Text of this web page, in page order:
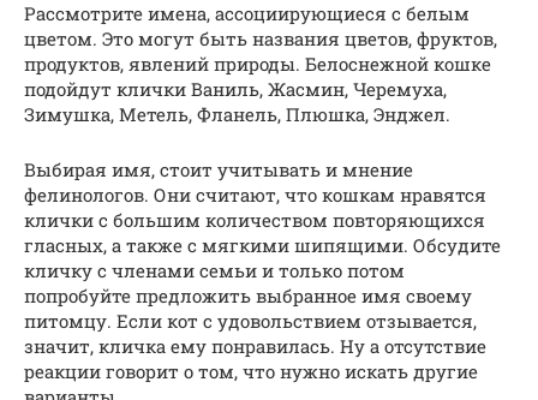
Рассмотрите имена, ассоциирующиеся с белым
цветом. Это могут быть названия цветов, фруктов,
продуктов, явлений природы. Белоснежной кошке
подойдут клички Ваниль, Жасмин, Черемуха,
Зимушка, Метель, Фланель, Плюшка, Энджел.
Выбирая имя, стоит учитывать и мнение
фелинологов. Они считают, что кошкам нравятся
клички с большим количеством повторяющихся
гласных, а также с мягкими шипящими. Обсудите
кличку с членами семьи и только потом
попробуйте предложить выбранное имя своему
питомцу. Если кот с удовольствием отзывается,
значит, кличка ему понравилась. Ну а отсутствие
реакции говорит о том, что нужно искать другие